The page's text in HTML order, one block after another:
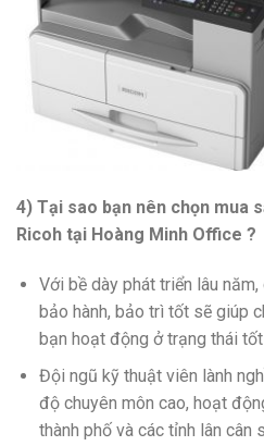
4) Tại sao bạn nên chọn mua
Ricoh tại Hoàng Minh Office ?
Với bề dày phát triển lâu
bảo hành, bảo trì tốt sẽ giúp
bạn hoạt động ở trạng thái tốt
Đội ngũ kỹ thuật viên lành
độ chuyên môn cao, hoạt
thành phố và các tỉnh lân